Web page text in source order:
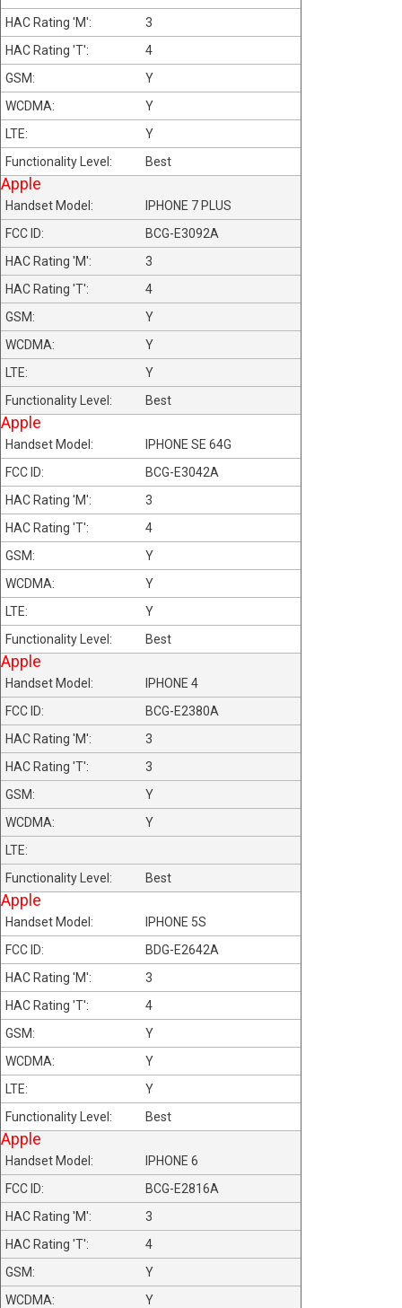
3
4
Y
Y
Y
Best
Apple
IPHONE 7 PLUS
BCG-E3092A
3
4
Y
Y
Y
Best
Apple
IPHONE SE 64G
BCG-E3042A
3
4
Y
Y
Y
Best
Apple
IPHONE 4
BCG-E2380A
3
3
Y
Y
Best
Apple
IPHONE 5S
BDG-E2642A
3
4
Y
Y
Y
Best
Apple
IPHONE 6
BCG-E2816A
3
4
Y
Y